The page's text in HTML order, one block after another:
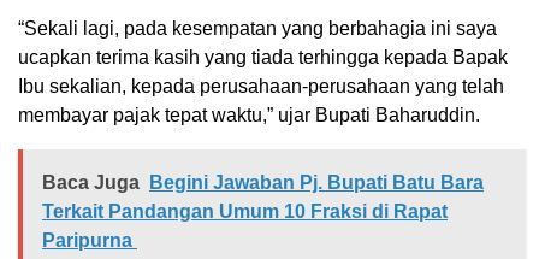
“Sekali lagi, pada kesempatan yang berbahagia ini saya
ucapkan terima kasih yang tiada terhingga kepada Bapak
Ibu sekalian, kepada perusahaan-perusahaan yang telah
membayar pajak tepat waktu,” ujar Bupati Baharuddin.
Baca Juga
Begini Jawaban Pj. Bupati Batu Bara
Terkait Pandangan Umum 10 Fraksi di Rapat
Paripurna